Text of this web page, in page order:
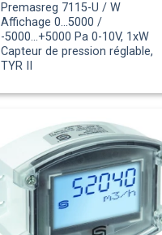
Premasreg 7115-U / W
Affichage 0...5000 /
-5000...+5000 Pa 0-10V, 1xW
Capteur de pression réglable,
TYR II